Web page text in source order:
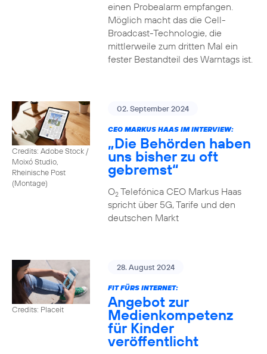
einen Probealarm empfangen.
Möglich macht das die Cell-
Broadcast-Technologie, die
mittlerweile zum dritten Mal ein
fester Bestandteil des Warntags ist.
Credits: Adobe Stock /
Moixó Studio,
Rheinische Post
(Montage)
02. September 2024
CEO MARKUS HAAS IM INTERVIEW:
„Die Behörden haben
uns bisher zu oft
gebremst“
O2Telefónica CEO Markus Haas
spricht über 5G, Tarife und den
deutschen Markt
Credits: Placeit
28. August 2024
FIT FÜRS INTERNET:
Angebot zur
Medienkompetenz
für Kinder
veröffentlicht